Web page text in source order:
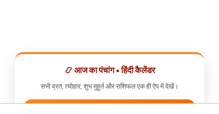
📿 आज का पंचांग • हिंदी कैलेंडर
सभी व्रत, त्योहार, शुभ मुहूर्त और राशिफल एक ही ऐप में देखें।